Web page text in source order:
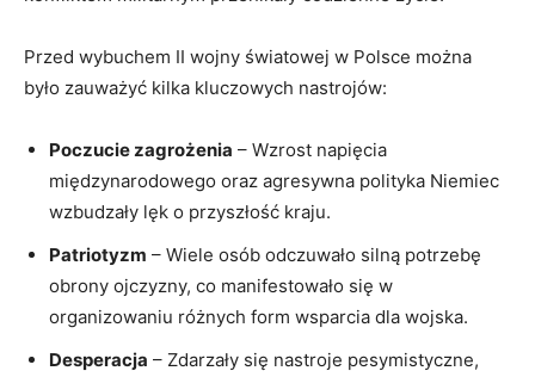
Przed wybuchem II wojny ‍światowej w Polsce można
było⁣ zauważyć kilka kluczowych nastrojów:
Poczucie ‌zagrożenia ​– Wzrost napięcia
międzynarodowego oraz ⁣agresywna polityka Niemiec
wzbudzały lęk o przyszłość kraju.
Patriotyzm – Wiele ​osób odczuwało ⁤silną ⁤potrzebę
obrony ojczyzny, co manifestowało się w
organizowaniu różnych form wsparcia⁤ dla​ wojska.
Desperacja – Zdarzały się nastroje pesymistyczne,